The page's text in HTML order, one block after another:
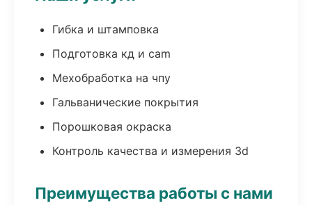
Гибка и штамповка
Подготовка кд и cam
Мехобработка на чпу
Гальванические покрытия
Порошковая окраска
Контроль качества и измерения 3d
Преимущества работы с нами